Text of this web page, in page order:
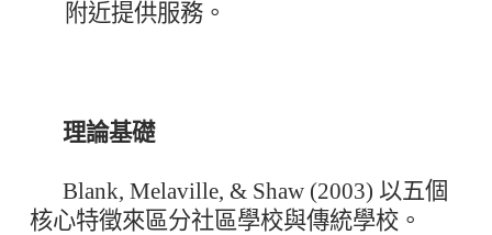
附近提供服務。
理論基礎
Blank, Melaville, & Shaw (2003) 以五個
核心特徵來區分社區學校與傳統學校。